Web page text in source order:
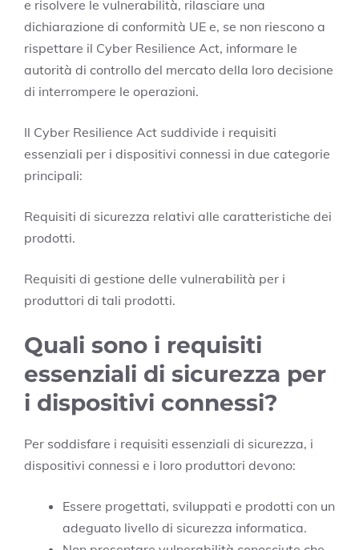
e risolvere le vulnerabilità, rilasciare una
dichiarazione di conformità UE e, se non riescono a
rispettare il Cyber Resilience Act, informare le
autorità di controllo del mercato della loro decisione
di interrompere le operazioni.
Il Cyber Resilience Act suddivide i requisiti
essenziali per i dispositivi connessi in due categorie
principali:
Requisiti di sicurezza relativi alle caratteristiche dei
prodotti.
Requisiti di gestione delle vulnerabilità per i
produttori di tali prodotti.
Quali sono i requisiti
essenziali di sicurezza per
i dispositivi connessi?
Per soddisfare i requisiti essenziali di sicurezza, i
dispositivi connessi e i loro produttori devono:
Essere progettati, sviluppati e prodotti con un
adeguato livello di sicurezza informatica.